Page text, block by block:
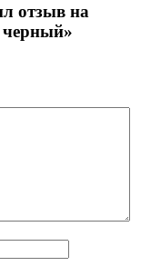
отзыв на